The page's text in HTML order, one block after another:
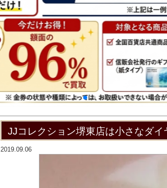
JJコレクション堺東店は小さなダ
2019.09.06